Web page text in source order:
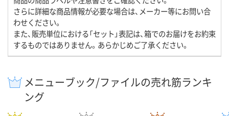
さらに詳細な商品情報が必要な場合は、メーカー等にお問い合
わせください。
また、販売単位における「セット」表記は、箱でのお届けをお約束
するものではありません。あらかじめご了承ください。
メニューブック/ファイルの売れ筋ランキ
ング